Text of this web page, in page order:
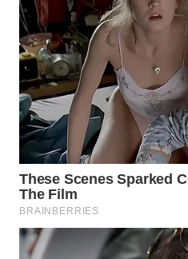
WAHANA
TANI
WAHANA
ADVOKAT
WAHANA
INFRASTRUKTUR
WAHANA
KONSUMEN